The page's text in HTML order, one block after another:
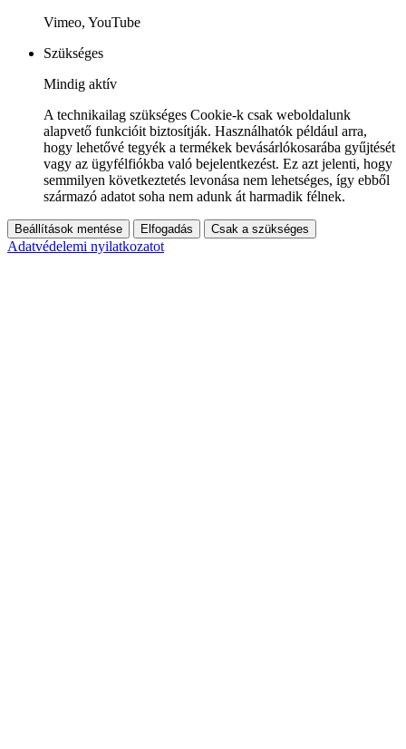
Vimeo, YouTube
Szükséges
Mindig aktív
A technikailag szükséges Cookie-k csak weboldalunk
alapvető funkcióit biztosítják. Használhatók például arra,
hogy lehetővé tegyék a termékek bevásárlókosarába gyűjtését
vagy az ügyfélfiókba való bejelentkezést. Ez azt jelenti, hogy
semmilyen következtetés levonása nem lehetséges, így ebből
származó adatot soha nem adunk át harmadik félnek.
Beállítások mentése Elfogadás Csak a szükséges
Adatvédelemi nyilatkozatot